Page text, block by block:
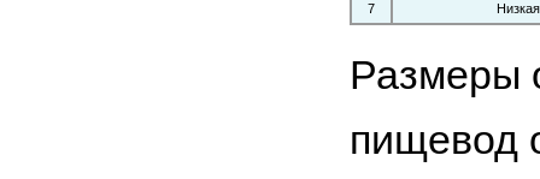
7
Размеры
пищевод